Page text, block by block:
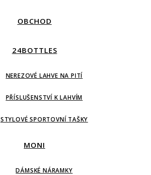
OBCHOD
24BOTTLES
NEREZOVÉ LAHVE NA PITÍ
PŘÍSLUŠENSTVÍ K LAHVÍM
STYLOVÉ SPORTOVNÍ TAŠKY
MONI
DÁMSKÉ NÁRAMKY